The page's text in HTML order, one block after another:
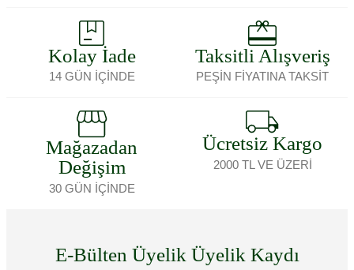
Kolay İade
14 GÜN İÇİNDE
Taksitli Alışveriş
PEŞİN FİYATINA TAKSİT
Mağazadan
Değişim
30 GÜN İÇİNDE
Ücretsiz Kargo
2000 TL VE ÜZERİ
E-Bülten Üyelik Üyelik Kaydı